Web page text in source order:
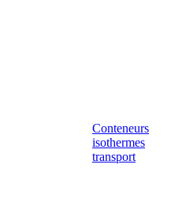
Conteneurs
isothermes
transport